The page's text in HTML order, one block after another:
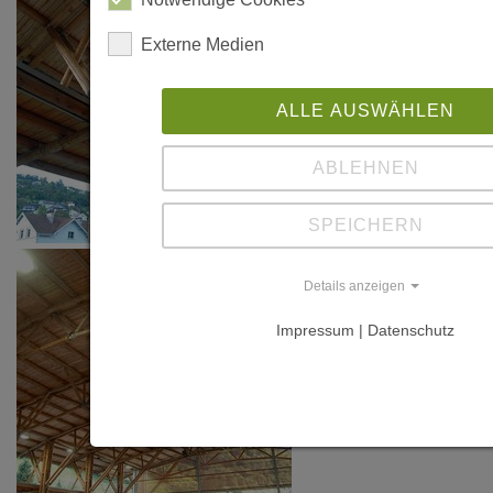
Externe Medien
ALLE AUSWÄHLEN
ABLEHNEN
SPEICHERN
Details anzeigen
Impressum | Datenschutz